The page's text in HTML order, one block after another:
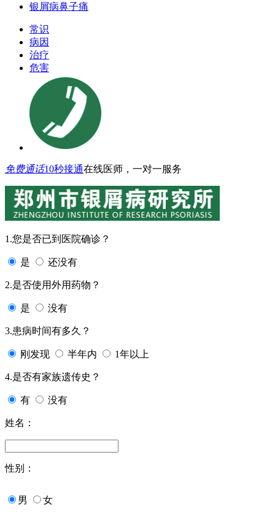
银屑病鼻子痛
常识
病因
治疗
危害
免费通话10秒接通在线医师，一对一服务
1.您是否已到医院确诊？
是 还没有
2.是否使用外用药物？
是 没有
3.患病时间有多久？
刚发现 半年内 1年以上
4.是否有家族遗传史？
有 没有
姓名：
性别：
男 女